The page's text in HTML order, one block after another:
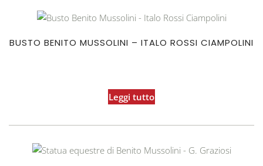
BUSTO BENITO MUSSOLINI – ITALO ROSSI CIAMPOLINI
Leggi tutto